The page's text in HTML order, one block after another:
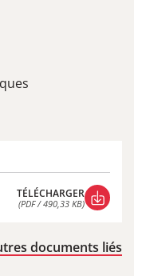
TÉLÉCHARGER
(PDF / 490,33 KB)
documents liés